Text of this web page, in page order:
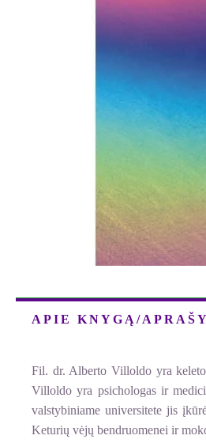
APIE KNYGĄ/
Fil. dr. Alberto Villoldo yra keleto
Villoldo yra psichologas ir
valstybiniame universitete jis
Keturių vėjų bendruomenei ir